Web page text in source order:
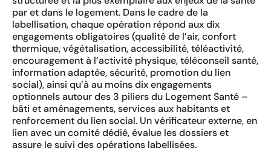
par et dans le logement. Dans le cadre de la
labellisation, chaque opération répond aux dix
engagements obligatoires (qualité de l’air, confort
thermique, végétalisation, accessibilité, téléactivité,
encouragement à l’activité physique, téléconseil santé,
information adaptée, sécurité, promotion du lien
social), ainsi qu’à au moins dix engagements
optionnels autour des 3 piliers du Logement Santé –
bâti et aménagements, services aux habitants et
renforcement du lien social. Un vérificateur externe, en
lien avec un comité dédié, évalue les dossiers et
assure le suivi des opérations labellisées.